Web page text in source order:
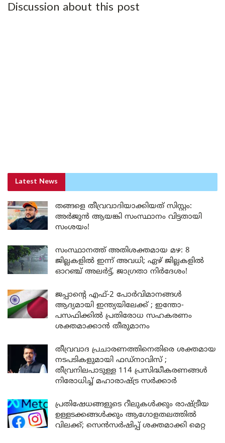
Discussion about this post
Latest News
തങ്ങളെ തീവ്രവാദിയാക്കിയത് സിസ്റ്റം:
അർജുൻ ആയങ്കി സംസ്ഥാനം വിട്ടതായി
സംശയം!
സംസ്ഥാനത്ത് അതിശക്തമായ മഴ: 8
ജില്ലകളിൽ ഇന്ന് അവധി; ഏഴ് ജില്ലകളിൽ
ഓറഞ്ച് അലർട്ട്, ജാഗ്രതാ നിർദേശം!
ജപ്പാന്റെ എഫ്-2 പോർവിമാനങ്ങൾ
ആദ്യമായി ഇന്ത്യയിലേക്ക് ; ഇന്തോ-
പസഫിക്കിൽ പ്രതിരോധ സഹകരണം
ശക്തമാക്കാൻ തീരുമാനം
തീവ്രവാദ പ്രചാരണത്തിനെതിരെ ശക്തമായ
നടപടികളുമായി ഫഡ്നാവിസ് ;
തീവ്രനിലപാടുള്ള 114 പ്രസിദ്ധീകരണങ്ങൾ
നിരോധിച്ച് മഹാരാഷ്ട്ര സർക്കാർ
പ്രതിഷേധങ്ങളുടെ റീലുകൾക്കും രാഷ്ട്രീയ
ഉള്ളടക്കങ്ങൾക്കും ആഗോളതലത്തിൽ
വിലക്ക്; സെൻസർഷിപ്പ് ശക്തമാക്കി മെറ്റ